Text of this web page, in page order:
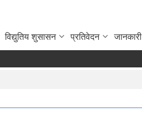
विद्युतिय शुसासन प्रतिवेदन जानकारी